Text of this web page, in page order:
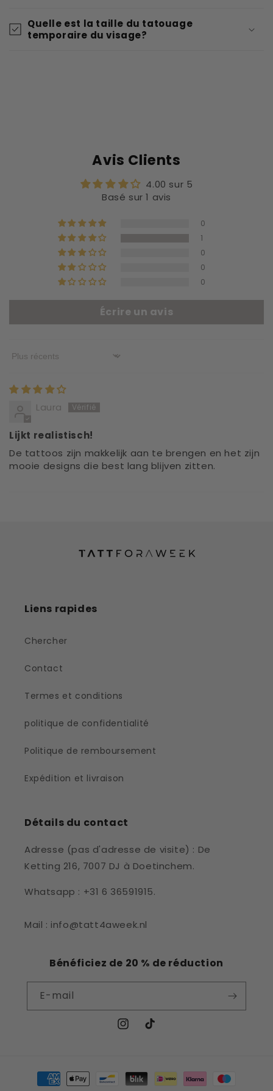
Quelle est la taille du tatouage
temporaire du visage?
Avis Clients
4.00 sur 5
Basé sur 1 avis
0
1
0
0
0
Écrire un avis
Sort by
Laura
Lijkt realistisch!
De tattoos zijn makkelijk aan te brengen en het zijn
mooie designs die best lang blijven zitten.
Liens rapides
Chercher
Contact
Termes et conditions
politique de confidentialité
Politique de remboursement
Expédition et livraison
Détails du contact
Adresse (pas d'adresse de visite) : De
Ketting 216, 7007 DJ à Doetinchem.
Whatsapp : +31 6 36591915.
Mail : info@tatt4aweek.nl
Bénéficiez de 20 % de réduction
E-mail
Instagram
TikTok
Moyens